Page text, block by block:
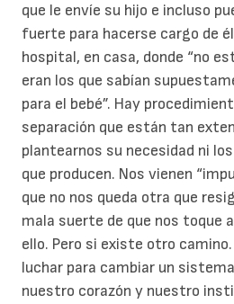
que le envíe su hijo e incluso
fuerte para hacerse cargo de
hospital, en casa, donde “no
eran los que sabían
para el bebé”. Hay
separación que están tan
plantearnos su necesidad ni
que producen. Nos vienen
que no nos queda otra que
mala suerte de que nos toque
ello. Pero si existe otro
luchar para cambiar un
nuestro corazón y nuestro